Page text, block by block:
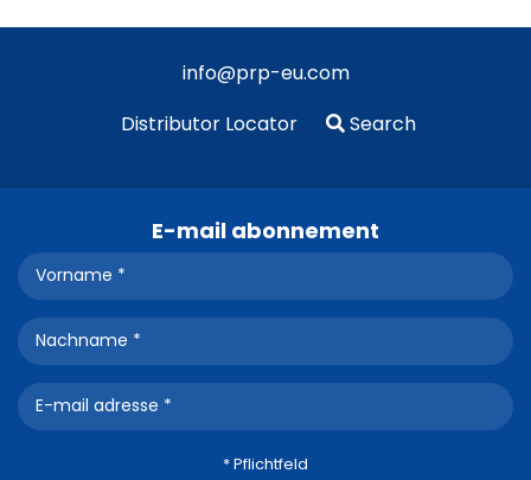
info@prp-eu.com
Distributor Locator
Search
E-mail abonnement
* Pflichtfeld